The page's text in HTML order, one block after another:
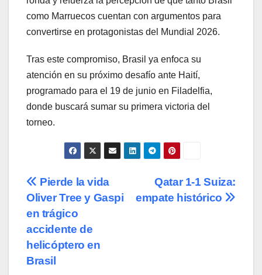
como Marruecos cuentan con argumentos para
convertirse en protagonistas del Mundial 2026.
Tras este compromiso, Brasil ya enfoca su
atención en su próximo desafío ante Haití,
programado para el 19 de junio en Filadelfia,
donde buscará sumar su primera victoria del
torneo.
Navegación
de
entradas
Qatar 1-1 Suiza:
empate histórico
Pierde la vida
Oliver Tree y Gaspi
en trágico
accidente de
helicóptero en
Brasil